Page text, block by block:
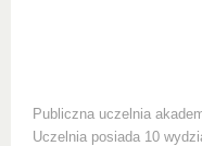
Publiczna uczelnia
Uczelnia posiada 10